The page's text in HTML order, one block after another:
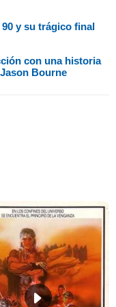
y su trágico final
con una historia
Bourne